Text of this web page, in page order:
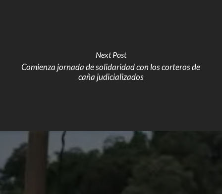
Next Post
Comienza jornada de solidaridad con los corteros de
caña judicializados